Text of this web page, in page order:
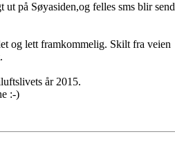
på Søyasiden,og felles sms blir
og lett framkommelig. Skilt fra veien
år 2015.
:-)